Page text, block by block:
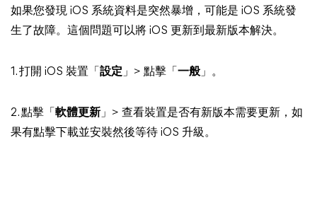
如果您發現 iOS 系統資料是突然暴增，可能是 iOS 系統發
生了故障。這個問題可以將 iOS 更新到最新版本解決。
1. 打開 iOS 裝置「 設定 」> 點擊「 一般 」。
2. 點擊「 軟體更新 」> 查看裝置是否有新版本需要更新，如
果有點擊下載並安裝然後等待 iOS 升級。